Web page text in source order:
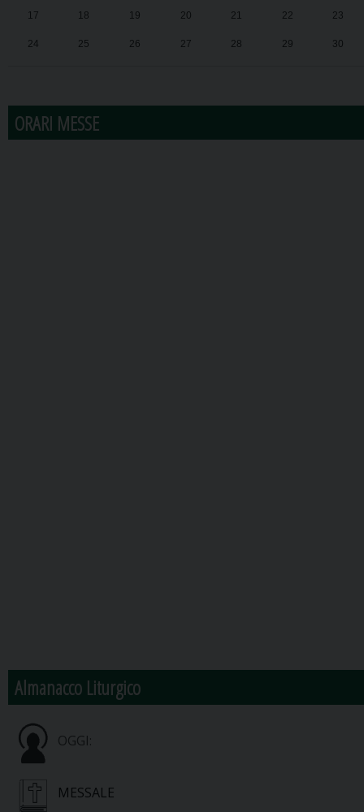
17 18 19 20 21 22 23
24 25 26 27 28 29 30
ORARI MESSE
Almanacco Liturgico
OGGI:
MESSALE